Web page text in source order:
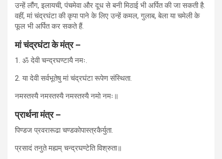
उन्हें लौंग, इलायची, पंचमेवा और दूध से बनी मिठाई भी अर्पित की जा सकती है.
वहीं, मां चंद्रघंटा की कृपा पाने के लिए उन्हें कमल, गुलाब, बेला या चमेली के
फूल भी अर्पित कर सकते हैं.
मां चंद्रघंटा के मंत्र –
1. ॐ देवी चन्द्रघण्टायै नमः.
2. या देवी सर्वभूतेषु मां चंद्रघंटा रूपेण संस्थिता.
नमस्तस्यै नमस्तस्यै नमस्तस्यै नमो नमः॥
प्रार्थना मंत्र –
पिण्डज प्रवरारूढा चण्डकोपास्त्रकैर्युता.
प्रसादं तनुते मह्यम् चन्द्रघण्टेति विश्रुता॥